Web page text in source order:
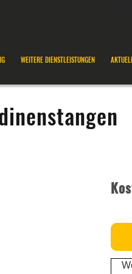
WEITERE DIENSTLEISTUNGEN